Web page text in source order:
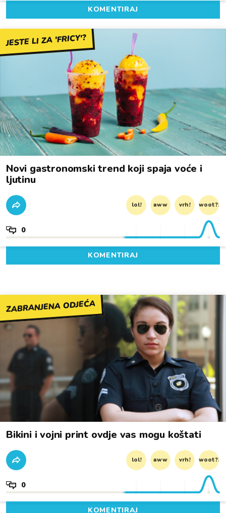
KOMENTIRAJ
JESTE LI ZA 'FRICY'?
Novi gastronomski trend koji spaja voće i
ljutinu
lol! aww vrh! woot?!
0
KOMENTIRAJ
ZABRANJENA ODJEĆA
Bikini i vojni print ovdje vas mogu koštati
lol! aww vrh! woot?!
0
KOMENTIRAJ